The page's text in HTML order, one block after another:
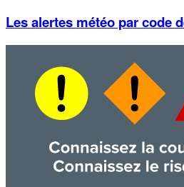
Les alertes météo par code